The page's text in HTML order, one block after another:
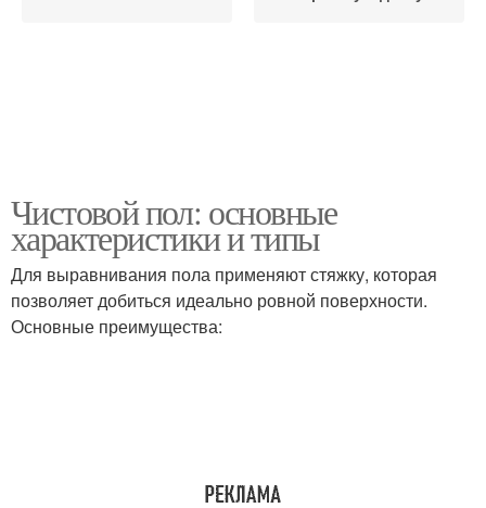
Чистовой пол: основные
характеристики и типы
Для выравнивания пола применяют стяжку, которая
позволяет добиться идеально ровной поверхности.
Основные преимущества: